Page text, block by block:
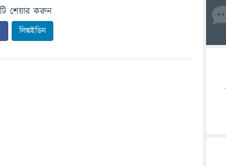
শেয়ার করুন
লিঙ্কইডিন